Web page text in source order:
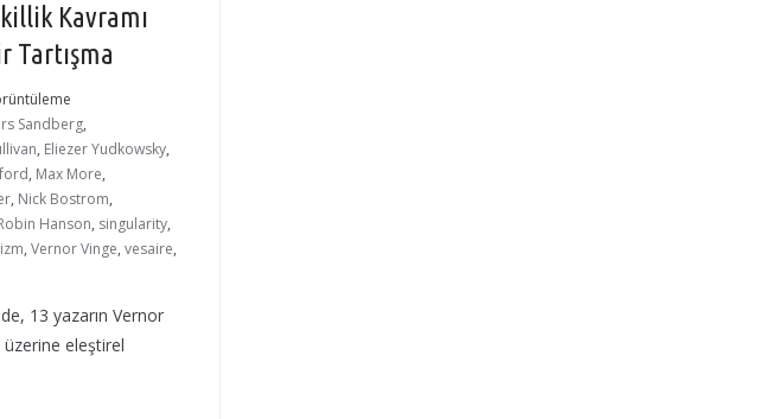
Kavramı
Tartışma
Sandberg,
, Eliezer Yudkowsky,
, Max More,
, Nick Bostrom,
Hanson, singularity,
, Vernor Vinge, vesaire,
13 yazarın Vernor
üzerine eleştirel